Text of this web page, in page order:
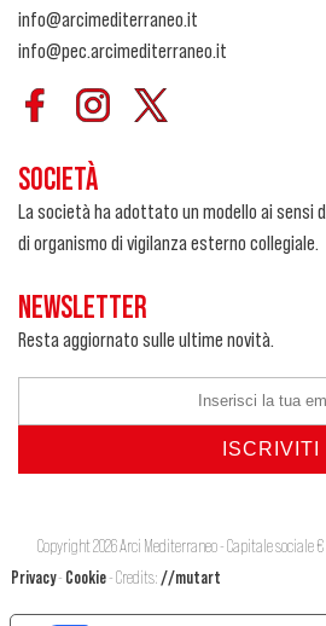
info@arcimediterraneo.it
info@pec.arcimediterraneo.it
SOCIETÀ
La società ha adottato un modello ai sensi
di organismo di vigilanza esterno collegiale.
NEWSLETTER
Resta aggiornato sulle ultime novità.
Copyright 2026 Arci Mediterraneo - Capitale sociale €
Privacy- Cookie- Credits: //mutart